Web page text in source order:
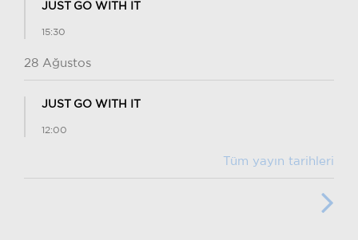
JUST GO WITH IT
15:30
28 Ağustos
JUST GO WITH IT
12:00
Tüm yayın tarihleri